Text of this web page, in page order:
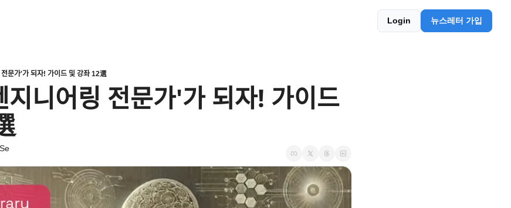
Login 뉴스레터 가입
전문가'가 되자! 가이드 및 강좌 12選
전문가'가 되자! 가이드